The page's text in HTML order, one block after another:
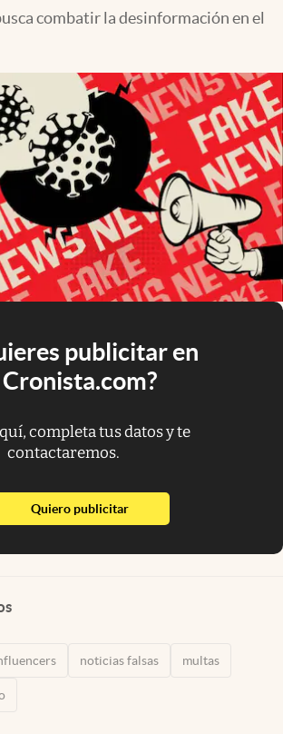
combatir la desinformación en el
publicitar en
Cronista.com?
completa tus datos y te
contactaremos.
Quiero publicitarabre en nueva pestaña
noticias falsas multas